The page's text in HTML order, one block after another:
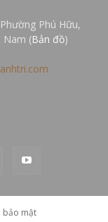
Phú Hữu,
Nam (Bản đồ)
bảo mật